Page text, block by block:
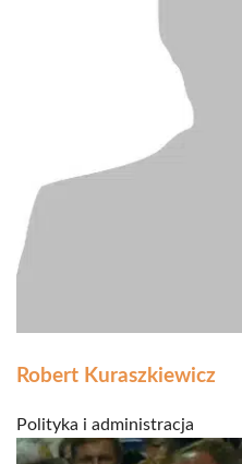
Robert Kuraszkiewicz
Polityka i administracja